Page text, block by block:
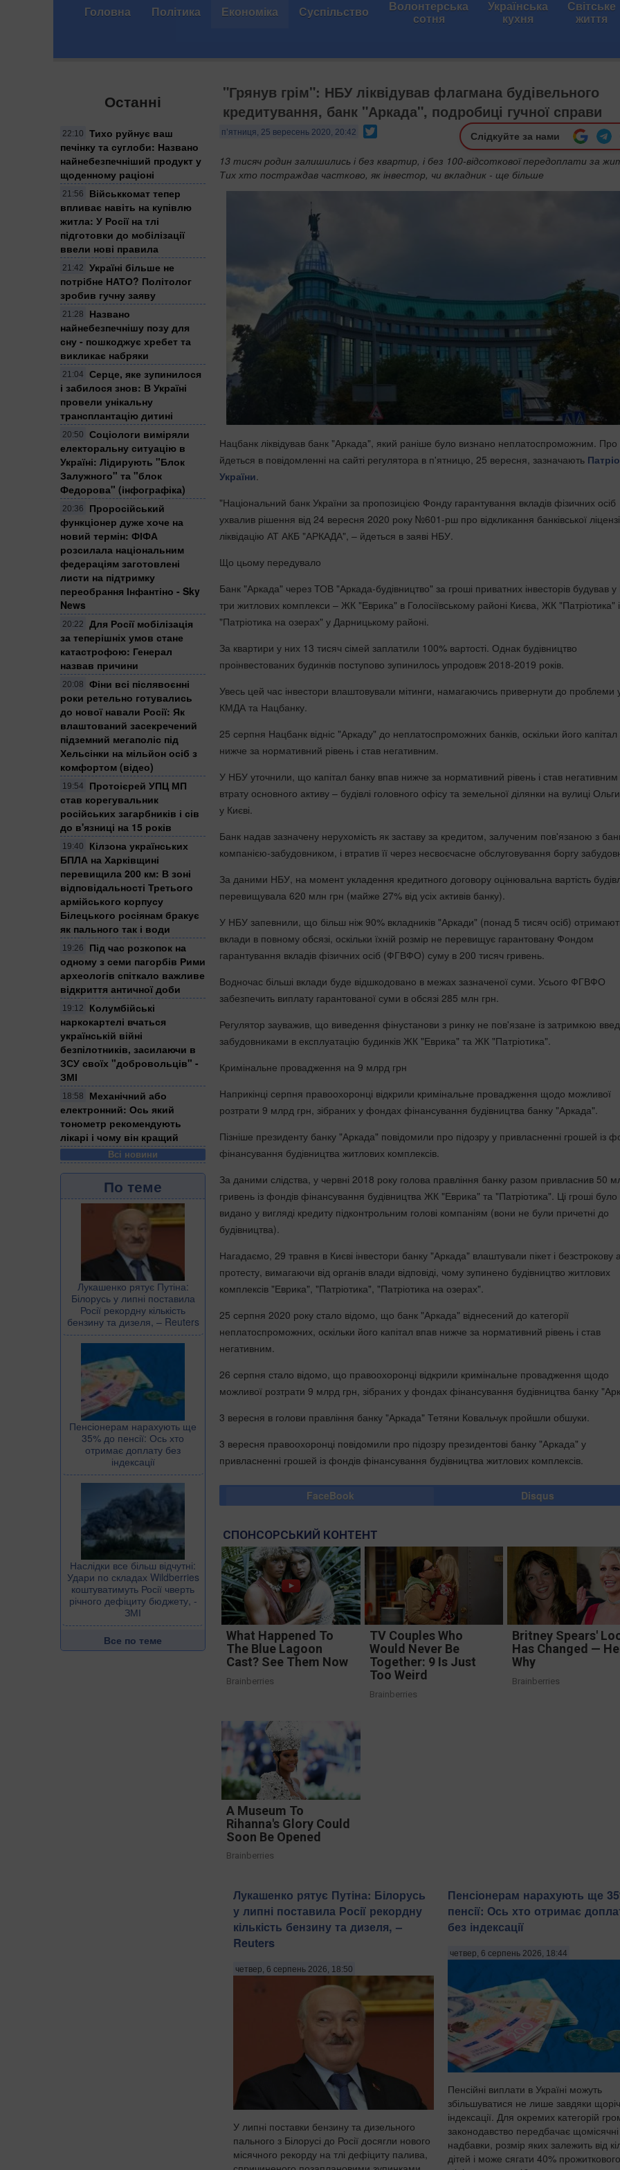
Головна Політика Економіка Суспільство Волонтерська
сотня
Українська
кухня
Світське
життя
Останні
22:10
Тихо руйнує ваш
печінку та суглоби: Названо
найнебезпечніший продукт у
щоденному раціоні
21:56
Військкомат тепер
впливає навіть на купівлю
житла: У Росії на тлі
підготовки до мобілізації
ввели нові правила
21:42
Україні більше не
потрібне НАТО? Політолог
зробив гучну заяву
21:28
Названо
найнебезпечнішу позу для
сну - пошкоджує хребет та
викликає набряки
21:04
Серце, яке зупинилося
і забилося знов: В Україні
провели унікальну
трансплантацію дитині
20:50
Соціологи виміряли
електоральну ситуацію в
Україні: ​Лідирують "Блок
Залужного" та "блок
Федорова" (інфографіка)
20:36
Проросійський
функціонер дуже хоче на
новий термін: ФІФА
розсилала національним
федераціям заготовлені
листи на підтримку
переобрання Інфантіно - Sky
News
20:22
Для Росії мобілізація
за теперішніх умов стане
катастрофою: Генерал
назвав причини
20:08
Фіни всі післявоєнні
роки ретельно готувались
до нової навали Росії: Як
влаштований засекречений
підземний мегаполіс під
Хельсінки на мільйон осіб з
комфортом (відео)
19:54
Протоієрей УПЦ МП
став корегувальник
російських загарбників і сів
до в'язниці на 15 років
19:40
Кілзона українських
БПЛА на Харківщині
перевищила 200 км: В зоні
відповідальності Третього
армійського корпусу
Білецького росіянам бракує
як пального так і води
19:26
Під час розкопок на
одному з семи пагорбів Рими
археологів спіткало важливе
відкриття античної доби
19:12
Колумбійські
наркокартелі вчаться
українській війні
безпілотників, засилаючи в
ЗСУ своїх "добровольців" -
ЗМІ
18:58
Механічний або
електронний: Ось який
тонометр рекомендують
лікарі і чому він кращий
Всі новини
По теме
Лукашенко рятує Путіна:
Білорусь у липні поставила
Росії рекордну кількість
бензину та дизеля, – Reuters
Пенсіонерам нарахують ще
35% до пенсії: Ось хто
отримає доплату без
індексації
Наслідки все більш відчутні:
Удари по складах Wildberries
коштуватимуть Росії чверть
річного дефіциту бюджету, -
ЗМІ
Все по теме
"Грянув грім": НБУ ліквідував флагмана будівельного
кредитування, банк "Аркада", подробиці гучної справи
п’ятниця, 25 вересень 2020, 20:42 Слідкуйте за нами
13 тисяч родин залишились і без квартир, і без 100-відсоткової передоплати за
Тих хто постраждав частково, як інвестор, чи вкладник - ще більше
Нацбанк ліквідував банк "Аркада", який раніше було визнано неплатоспроможним. Про
йдеться в повідомленні на сайті регулятора в п'ятницю, 25 вересня, зазначають
України
"Національний банк України за пропозицією Фонду гарантування вкладів фізичних осіб
ухвалив рішення від 24 вересня 2020 року №601-рш про відкликання банківської
ліквідацію АТ АКБ "АРКАДА", – йдеться в заяві НБУ.
Що цьому передувало
Банк "Аркада" через ТОВ "Аркада-будівництво" за гроші приватних інвесторів будував у
три житлових комплекси – ЖК "Еврика" в Голосіївському районі Києва, ЖК "Патріотика"
"Патріотика на озерах" у Дарницькому районі.
За квартири у них 13 тисяч сімей заплатили 100% вартості. Однак будівництво
проінвестованих будинків поступово зупинилось упродовж 2018-2019 років.
Увесь цей час інвестори влаштовували мітинги, намагаючись привернути до проблеми
КМДА та Нацбанку.
25 серпня Нацбанк відніс "Аркаду" до неплатоспроможних банків, оскільки його
нижче за нормативний рівень і став негативним.
У НБУ уточнили, що капітал банку впав нижче за нормативний рівень і став
втрату основного активу – будівлі головного офісу та земельної ділянки на вулиці
у Києві.
Банк надав зазначену нерухомість як заставу за кредитом, залученим пов'язаною з
компанією-забудовником, і втратив її через несвоєчасне обслуговування боргу
За даними НБУ, на момент укладення кредитного договору оцінювальна вартість
перевищувала 620 млн грн (майже 27% від усіх активів банку).
У НБУ запевнили, що більш ніж 90% вкладників "Аркади" (понад 5 тисяч осіб)
вклади в повному обсязі, оскільки їхній розмір не перевищує гарантовану Фондом
гарантування вкладів фізичних осіб (ФГВФО) суму в 200 тисяч гривень.
Водночас більші вклади буде відшкодовано в межах зазначеної суми. Усього ФГВФО
забезпечить виплату гарантованої суми в обсязі 285 млн грн.
Регулятор зауважив, що виведення фінустанови з ринку не пов'язане із затримкою
забудовниками в експлуатацію будинків ЖК "Еврика" та ЖК "Патріотика".
Кримінальне провадження на 9 млрд грн
Наприкінці серпня правоохоронці відкрили кримінальне провадження щодо можливої
розтрати 9 млрд грн, зібраних у фондах фінансування будівництва банку "Аркада".
Пізніше президенту банку "Аркада" повідомили про підозру у привласненні грошей із
фінансування будівництва житлових комплексів.
За даними слідства, у червні 2018 року голова правління банку разом привласнив 50
гривень із фондів фінансування будівництва ЖК "Еврика" та "Патріотика". Ці гроші було
видано у вигляді кредиту підконтрольним голові компаніям (вони не були причетні до
будівництва).
Нагадаємо, 29 травня в Києві інвестори банку "Аркада" влаштували пікет і безстрокову
протесту, вимагаючи від органів влади відповіді, чому зупинено будівництво житлових
комплексів "Еврика", "Патріотика", "Патріотика на озерах".
25 серпня 2020 року стало відомо, що банк "Аркада" віднесений до категорії
неплатоспроможних, оскільки його капітал впав нижче за нормативний рівень і став
негативним.
26 серпня стало відомо, що правоохоронці відкрили кримінальне провадження щодо
можливої розтрати 9 млрд грн, зібраних у фондах фінансування будівництва банку
3 вересня в голови правління банку "Аркада" Тетяни Ковальчук пройшли обшуки.
3 вересня правоохоронці повідомили про підозру президентові банку "Аркада" у
привласненні грошей із фондів фінансування будівництва житлових комплексів.
FaceBook Disqus
СПОНСОРСЬКИЙ КОНТЕНТ
What Happened To
The Blue Lagoon
Cast? See Them Now
Brainberries
TV Couples Who
Would Never Be
Together: 9 Is Just
Too Weird
Brainberries
Britney Spears'
Has Changed —
Why
Brainberries
A Museum To
Rihanna's Glory Could
Soon Be Opened
Brainberries
Лукашенко рятує Путіна: Білорусь
у липні поставила Росії рекордну
кількість бензину та дизеля, –
Reuters
четвер, 6 серпень 2026, 18:50
У липні поставки бензину та дизельного
пального з Білорусі до Росії досягли нового
місячного рекорду на тлі дефіциту палива,
Пенсіонерам нарахують ще
пенсії: Ось хто отримає
без індексації
четвер, 6 серпень 2026, 18:44
Пенсійні виплати в Україні можуть
збільшуватися не лише завдяки
індексації. Для окремих категорій
законодавство передбачає щомісячні
надбавки, розмір яких залежить від
дітей і може сягати 40% прожиткового